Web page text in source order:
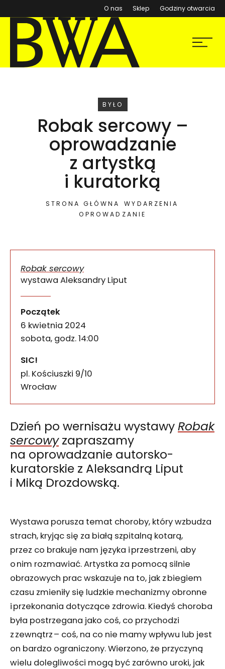
O nas Sklep (otwiera się w nowym
Godziny otwarcia
BWA Wrocław
Galerie Sztuki Współczesnej
Menu
WYDARZENIE
BYŁO
Robak sercowy –
oprowadzanie
z artystką
i kuratorką
STRONA GŁÓWNA
WYDARZENIA
OPROWADZANIE
Robak sercowy
wystawa Aleksandry Liput
Początek
6 kwietnia 2024
sobota, godz. 14:00
SIC!
pl. Kościuszki 9/10
50-028
Wrocław
Dzień po wernisażu wystawyRobak
sercowyzapraszamy
na oprowadzanie autorsko-
kuratorskie z Aleksandrą Liput
i Miką Drozdowską.
Wystawa porusza temat choroby, który wzbudza
strach, kryjąc się za białą szpitalną kotarą,
przez co brakuje nam języka i przestrzeni, aby
o nim rozmawiać. Artystka za pomocą silnie
obrazowych prac wskazuje na to, jak z biegiem
czasu zmieniły się ludzkie mechanizmy obronne
i przekonania dotyczące zdrowia. Kiedyś choroba
była postrzegana jako coś, co przychodzi
z zewnątrz – coś, na co nie mamy wpływu lub jest
on bardzo ograniczony. Wierzono, że przyczyną
wielu dolegliwości mogą być zarówno uroki, jak